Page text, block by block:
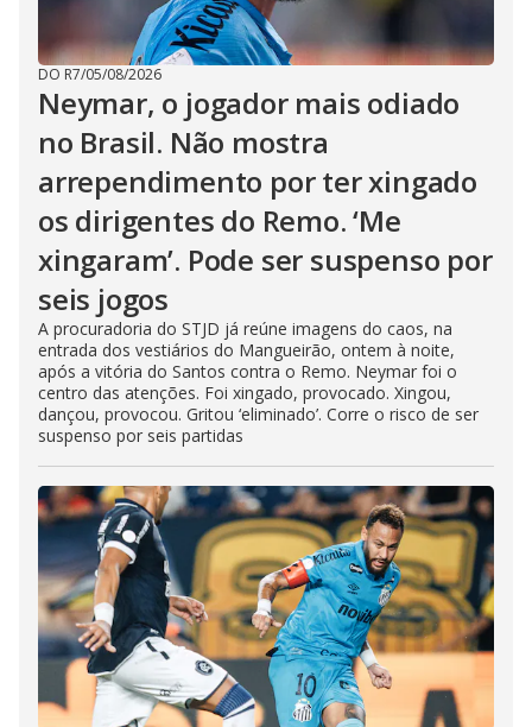
DO R7/05/08/2026
Neymar, o jogador mais odiado
no Brasil. Não mostra
arrependimento por ter xingado
os dirigentes do Remo. ‘Me
xingaram’. Pode ser suspenso por
seis jogos
A procuradoria do STJD já reúne imagens do caos, na
entrada dos vestiários do Mangueirão, ontem à noite,
após a vitória do Santos contra o Remo. Neymar foi o
centro das atenções. Foi xingado, provocado. Xingou,
dançou, provocou. Gritou ‘eliminado’. Corre o risco de ser
suspenso por seis partidas